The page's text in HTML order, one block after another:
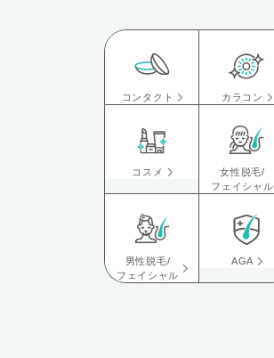
コンタクト カラコン
コスメ
女性脱毛/
フェイシャル
男性脱毛/
フェイシャル
AGA